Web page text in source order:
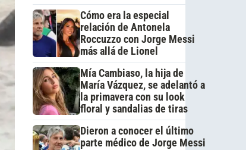
Cómo era la especial
relación de Antonela
Roccuzzo con Jorge Messi
más allá de Lionel
Mía Cambiaso, la hija de
María Vázquez, se adelantó a
la primavera con su look
floral y sandalias de tiras
Dieron a conocer el último
parte médico de Jorge Messi